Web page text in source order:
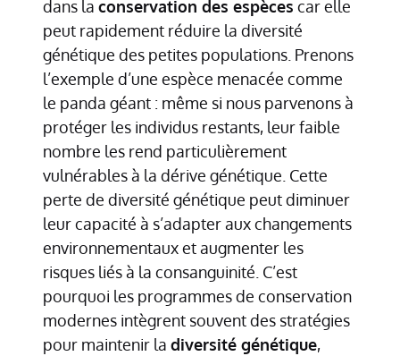
dans la conservation des espèces car elle
peut rapidement réduire la diversité
génétique des petites populations. Prenons
l’exemple d’une espèce menacée comme
le panda géant : même si nous parvenons à
protéger les individus restants, leur faible
nombre les rend particulièrement
vulnérables à la dérive génétique. Cette
perte de diversité génétique peut diminuer
leur capacité à s’adapter aux changements
environnementaux et augmenter les
risques liés à la consanguinité. C’est
pourquoi les programmes de conservation
modernes intègrent souvent des stratégies
pour maintenir la diversité génétique,